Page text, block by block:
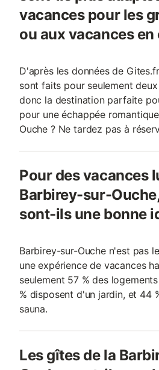
vacances pour les
ou aux vacances
D'après les données de
sont faits pour seulement
donc la destination parfaite
pour une échappée
Ouche ? Ne tardez pas à
Pour des vacances
Barbirey-sur-
sont-ils une bonne
Barbirey-sur-Ouche n'est pas
une expérience de vacances
seulement 57 % des
% disposent d'un jardin, et 44
sauna.
Les gîtes de la